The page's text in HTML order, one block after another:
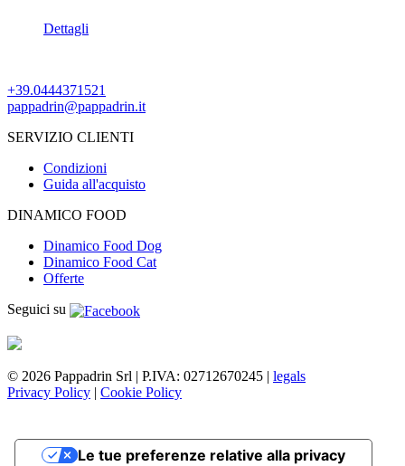
Dettagli
+39.0444371521
pappadrin@pappadrin.it
SERVIZIO CLIENTI
Condizioni
Guida all'acquisto
DINAMICO FOOD
Dinamico Food Dog
Dinamico Food Cat
Offerte
Seguici su
© 2026 Pappadrin Srl | P.IVA: 02712670245 | legals
Privacy Policy | Cookie Policy
Le tue preferenze relative alla privacy